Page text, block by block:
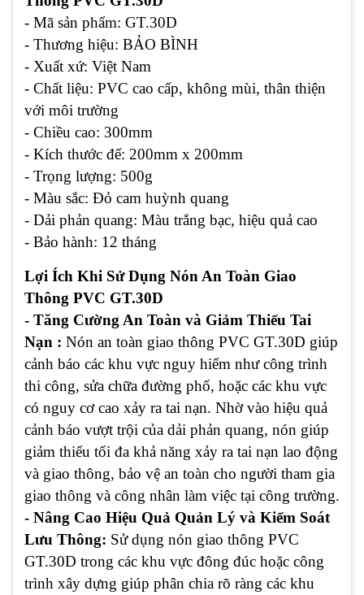
- Mã sản phẩm: GT.30D
- Thương hiệu: BẢO BÌNH
- Xuất xứ: Việt Nam
- Chất liệu: PVC cao cấp, không mùi, thân thiện
với môi trường
- Chiều cao: 300mm
- Kích thước đế: 200mm x 200mm
- Trọng lượng: 500g
- Màu sắc: Đỏ cam huỳnh quang
- Dải phản quang: Màu trắng bạc, hiệu quả cao
- Bảo hành: 12 tháng
Lợi Ích Khi Sử Dụng Nón An Toàn Giao
Thông PVC GT.30D
- Tăng Cường An Toàn và Giảm Thiểu Tai
Nạn : Nón an toàn giao thông PVC GT.30D giúp
cảnh báo các khu vực nguy hiểm như công trình
thi công, sửa chữa đường phố, hoặc các khu vực
có nguy cơ cao xảy ra tai nạn. Nhờ vào hiệu quả
cảnh báo vượt trội của dải phản quang, nón giúp
giảm thiểu tối đa khả năng xảy ra tai nạn lao động
và giao thông, bảo vệ an toàn cho người tham gia
giao thông và công nhân làm việc tại công trường.
- Nâng Cao Hiệu Quả Quản Lý và Kiểm Soát
Lưu Thông: Sử dụng nón giao thông PVC
GT.30D trong các khu vực đông đúc hoặc công
trình xây dựng giúp phân chia rõ ràng các khu